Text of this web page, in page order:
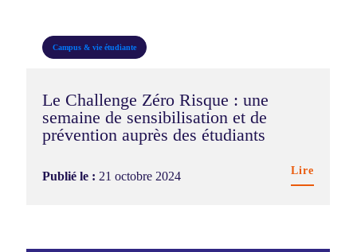
Campus & vie étudiante
Le Challenge Zéro Risque : une
semaine de sensibilisation et de
prévention auprès des étudiants
Publié le : 21 octobre 2024 Lire